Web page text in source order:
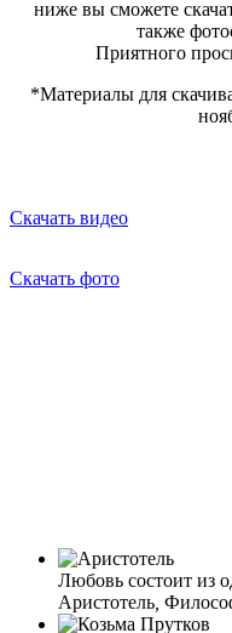
ниже вы сможете
также
Приятного
*Материалы для
Скачать видео
Скачать фото
Любовь состоит из
Аристотель